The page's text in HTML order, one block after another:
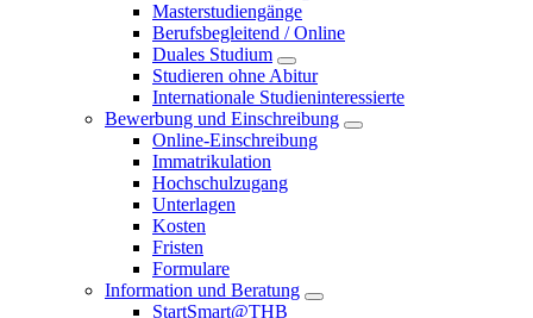
Masterstudiengänge
Berufsbegleitend / Online
Duales Studium
Studieren ohne Abitur
Internationale Studieninteressierte
Bewerbung und Einschreibung
Online-Einschreibung
Immatrikulation
Hochschulzugang
Unterlagen
Kosten
Fristen
Formulare
Information und Beratung
StartSmart@THB